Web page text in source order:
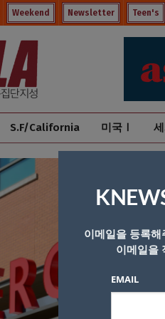
Weekend Newsletter Teen's
S.F/California 미국Ⅰ
이메일을 등록
이메일을
EMAIL